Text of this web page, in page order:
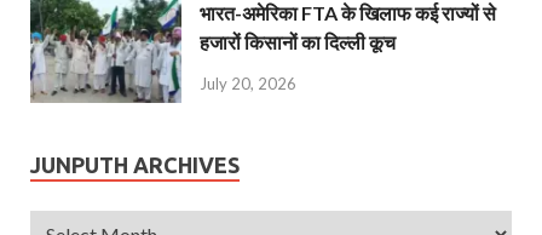
भारत-अमेरिका FTA के खिलाफ कई राज्यों से
हजारों किसानों का दिल्ली कूच
July 20, 2026
JUNPUTH ARCHIVES